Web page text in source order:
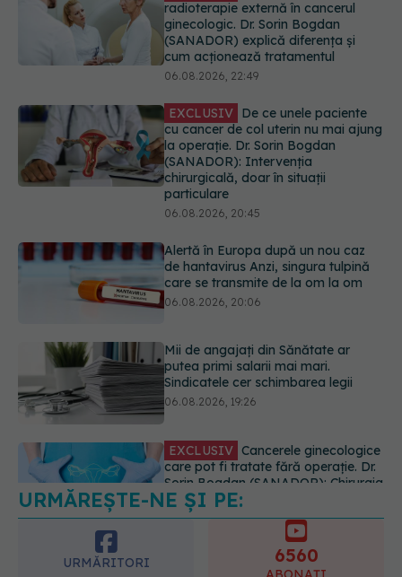
EXCLUSIV De ce unele paciente
cu cancer de col uterin nu mai ajung
la operație. Dr. Sorin Bogdan
(SANADOR): Intervenția
chirurgicală, doar în situații
06.08.2026, 20:45
Alertă în Europa după un nou caz
de hantavirus Anzi, singura tulpină
care se transmite de la om la om
06.08.2026, 20:06
Mii de angajați din Sănătate ar
putea primi salarii mai mari.
Sindicatele cer schimbarea legii
06.08.2026, 19:26
EXCLUSIV Cancerele ginecologice
care pot fi tratate fără operație. Dr.
Sorin Bogdan (SANADOR): Chirurgia
este indicată doar punctual, pentru
anumite categorii de paciente
EXCLUSIV Brahiterapie vs
radioterapie externă în cancerul
ginecologic. Dr. Sorin Bogdan
(SANADOR) explică diferența și
cum acționează tratamentul
URMĂREȘTE-NE ȘI PE:
URMĂRITORI 6560
ABONAȚI